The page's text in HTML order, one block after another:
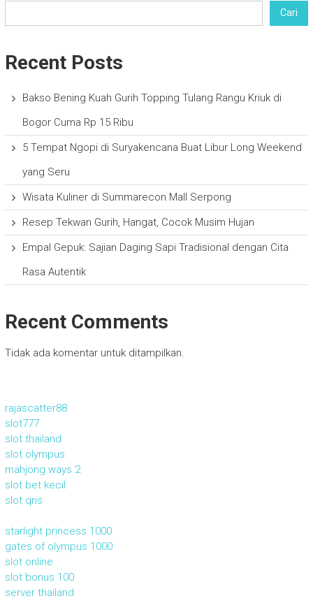
Cari
Recent Posts
Bakso Bening Kuah Gurih Topping Tulang Rangu Kriuk di
Bogor Cuma Rp 15 Ribu
5 Tempat Ngopi di Suryakencana Buat Libur Long Weekend
yang Seru
Wisata Kuliner di Summarecon Mall Serpong
Resep Tekwan Gurih, Hangat, Cocok Musim Hujan
Empal Gepuk: Sajian Daging Sapi Tradisional dengan Cita
Rasa Autentik
Recent Comments
Tidak ada komentar untuk ditampilkan.
rajascatter88
slot777
slot thailand
slot olympus
mahjong ways 2
slot bet kecil
slot qris
starlight princess 1000
gates of olympus 1000
slot online
slot bonus 100
server thailand